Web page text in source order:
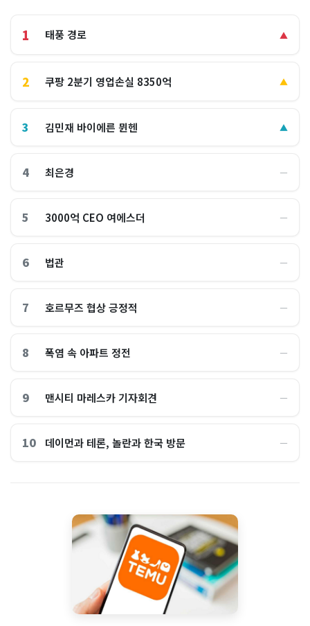
1 태풍 경로 ▲
2 쿠팡 2분기 영업손실 8350억 ▲
3 김민재 바이에른 뮌헨 ▲
4 최은경 ―
5 3000억 CEO 여에스더 ―
6 법관 ―
7 호르무즈 협상 긍정적 ―
8 폭염 속 아파트 정전 ―
9 맨시티 마레스카 기자회견 ―
10 데이먼과 테론, 놀란과 한국 방문 ―